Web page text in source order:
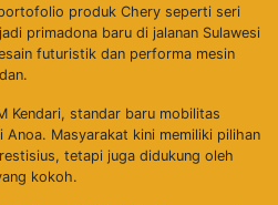
produk Chery seperti seri
primadona baru di jalanan Sulawesi
futuristik dan performa mesin
Kendari, standar baru mobilitas
Anoa. Masyarakat kini memiliki pilihan
tetapi juga didukung oleh
kokoh.